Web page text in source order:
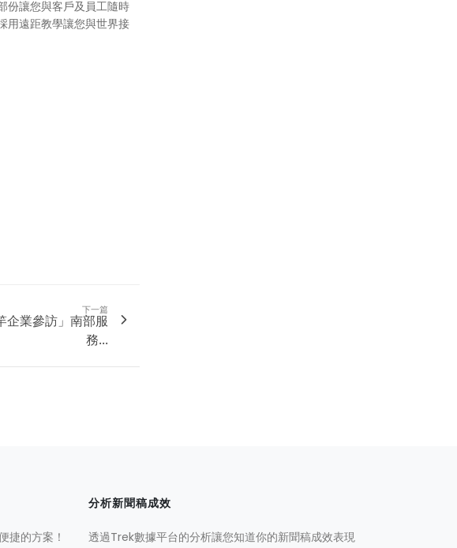
份讓您與客戶及員工隨時
用遠距教學讓您與世界接
下一篇
企業參訪」南部服
務...
捷的方案！
分析新聞稿成效
透過Trek數據平台的分析讓您知道你的新聞稿成效表現